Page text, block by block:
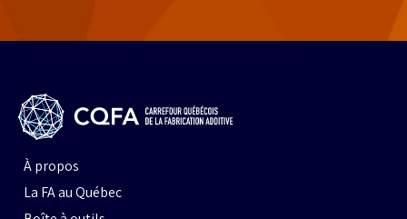
À propos
La FA au Québec